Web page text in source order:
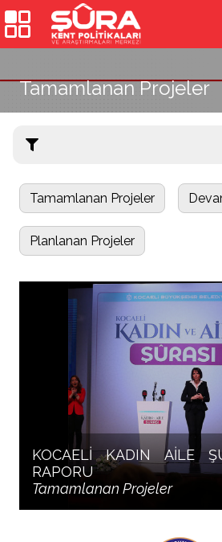
Tamamlanan Projeler
Tamamlanan Projeler
Planlanan Projeler
KOCAELİ KADIN AİLE
RAPORU
Tamamlanan Projeler